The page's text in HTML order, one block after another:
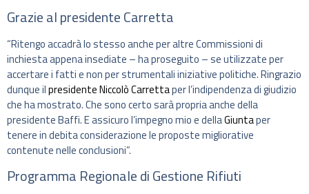
Grazie al presidente Carretta
“Ritengo accadrà lo stesso anche per altre Commissioni di
inchiesta appena insediate – ha proseguito – se utilizzate per
accertare i fatti e non per strumentali iniziative politiche. Ringrazio
dunque ilpresidente Niccolò Carrettaper l’indipendenza di giudizio
che ha mostrato. Che sono certo sarà propria anche della
presidente Baffi. E assicuro l’impegno mio e dellaGiuntaper
tenere in debita considerazione le proposte migliorative
contenute nelle conclusioni”.
Programma Regionale di Gestione Rifiuti